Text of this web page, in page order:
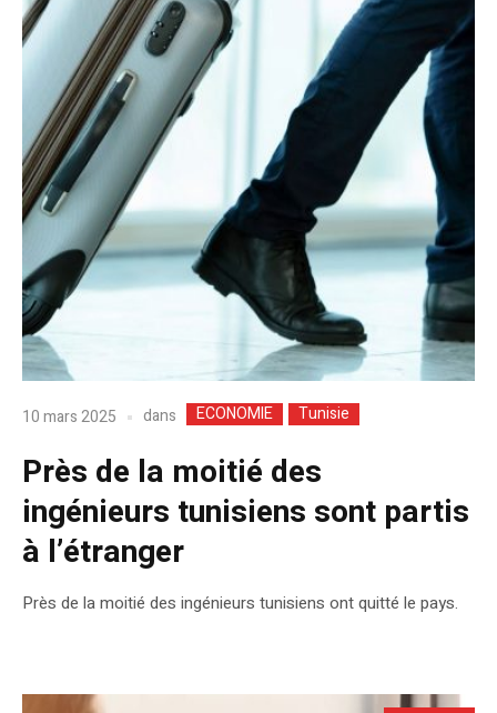
10 mars 2025 dans ECONOMIE Tunisie
Près de la moitié des
ingénieurs tunisiens sont partis
à l’étranger
Près de la moitié des ingénieurs tunisiens ont quitté le pays.